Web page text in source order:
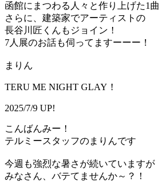
函館にまつわる人々と作り上げた1曲
さらに、建築家でアーティストの
長谷川匠くんもジョイン！
7人展のお話も伺ってますーーー！
まりん
TERU ME NIGHT GLAY！
2025/7/9 UP!
こんばんみー！
テルミースタッフのまりんです
今週も強烈な暑さが続いていますが
みなさん、バテてませんか～？！